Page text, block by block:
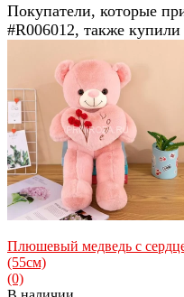
Покупатели, которые
#R006012, также купили
Плюшевый медведь с
(55см)
(0)